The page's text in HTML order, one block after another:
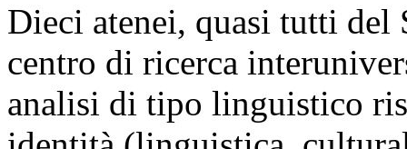
Dieci atenei, quasi tutti
centro di ricerca
analisi di tipo linguistico